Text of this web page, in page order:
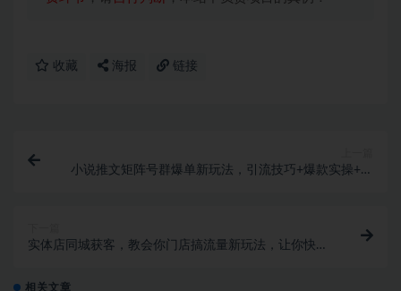
收藏 海报 链接
小说推文矩阵号群爆单新玩法，引流技巧+爆款实操+矩
实体店同城获客，教会你门店搞流量新玩法，让你快速
相关文章